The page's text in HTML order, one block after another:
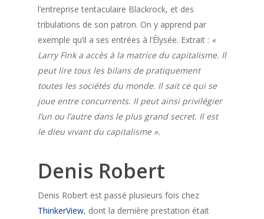
l’entreprise tentaculaire Blackrock, et des
tribulations de son patron. On y apprend par
exemple qu’il a ses entrées à l’Élysée. Extrait : «
Larry Fink a accès à la matrice du capitalisme. Il
peut lire tous les bilans de pratiquement
toutes les sociétés du monde. Il sait ce qui se
joue entre concurrents. Il peut ainsi privilégier
l’un ou l’autre dans le plus grand secret. Il est
le dieu vivant du capitalisme ».
Denis Robert
Denis Robert est passé plusieurs fois chez
ThinkerView, dont la dernière prestation était